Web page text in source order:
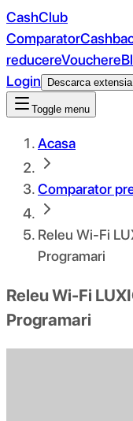
CashClub
Comparator
reducereVouchere
Login
Descarca extensia
Toggle menu
Acasa
Comparator
Releu Wi-Fi
Programari
Releu Wi-Fi
Programari